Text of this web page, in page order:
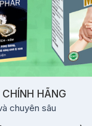
HÃNG
chuyên sâu